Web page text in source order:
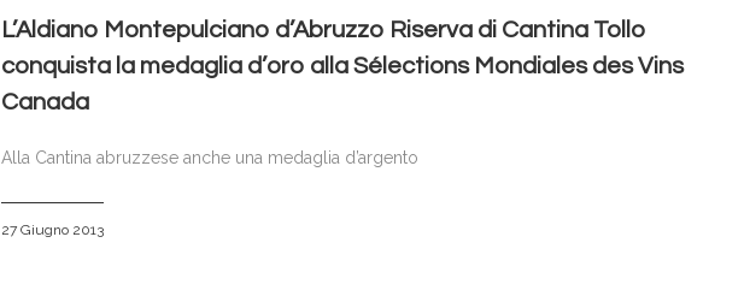
L’Aldiano Montepulciano d’Abruzzo Riserva di Cantina Tollo
conquista la medaglia d’oro alla Sélections Mondiales des Vins
Canada
Alla Cantina abruzzese anche una medaglia d’argento
27 Giugno 2013